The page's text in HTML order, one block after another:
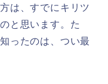
は、すでにキリツ
と思います。た
ったのは、つい最